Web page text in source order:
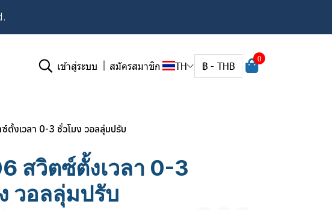
เข้าสู่ระบบ สมัครสมาชิก TH ฿ - THB
0
ตั้งเวลา 0-3 ชั่วโมง วอลลุ่มปรับ
สวิตซ์ตั้งเวลา 0-3
วอลลุ่มปรับ